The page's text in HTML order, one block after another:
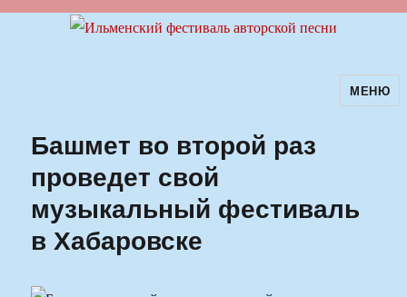
Ильменский фестиваль авторскойМЕНЮ
Башмет во второй раз
проведет свой
музыкальный фестиваль
в Хабаровске